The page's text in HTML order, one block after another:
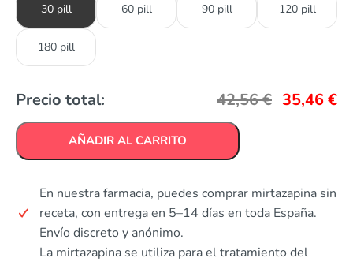
30 pill 60 pill 90 pill 120 pill
180 pill
Precio total: 42,56€ 35,46€
AÑADIR AL CARRITO
En nuestra farmacia, puedes comprar mirtazapina sin
receta, con entrega en 5–14 días en toda España.
Envío discreto y anónimo.
La mirtazapina se utiliza para el tratamiento del